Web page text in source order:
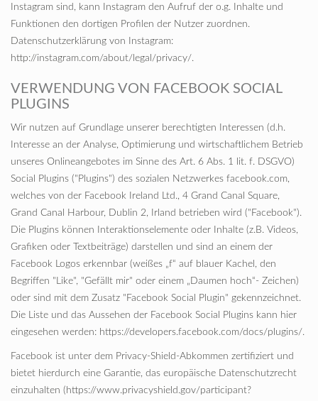
Instagram sind, kann Instagram den Aufruf der o.g. Inhalte und
Funktionen den dortigen Profilen der Nutzer zuordnen.
Datenschutzerklärung von Instagram:
http://instagram.com/about/legal/privacy/.
VERWENDUNG VON FACEBOOK SOCIAL
PLUGINS
Wir nutzen auf Grundlage unserer berechtigten Interessen (d.h.
Interesse an der Analyse, Optimierung und wirtschaftlichem Betrieb
unseres Onlineangebotes im Sinne des Art. 6 Abs. 1 lit. f. DSGVO)
Social Plugins ("Plugins") des sozialen Netzwerkes facebook.com,
welches von der Facebook Ireland Ltd., 4 Grand Canal Square,
Grand Canal Harbour, Dublin 2, Irland betrieben wird ("Facebook").
Die Plugins können Interaktionselemente oder Inhalte (z.B. Videos,
Grafiken oder Textbeiträge) darstellen und sind an einem der
Facebook Logos erkennbar (weißes „f“ auf blauer Kachel, den
Begriffen "Like", "Gefällt mir" oder einem „Daumen hoch“- Zeichen)
oder sind mit dem Zusatz "Facebook Social Plugin" gekennzeichnet.
Die Liste und das Aussehen der Facebook Social Plugins kann hier
eingesehen werden: https://developers.facebook.com/docs/plugins/.
Facebook ist unter dem Privacy-Shield-Abkommen zertifiziert und
bietet hierdurch eine Garantie, das europäische Datenschutzrecht
einzuhalten (https://www.privacyshield.gov/participant?